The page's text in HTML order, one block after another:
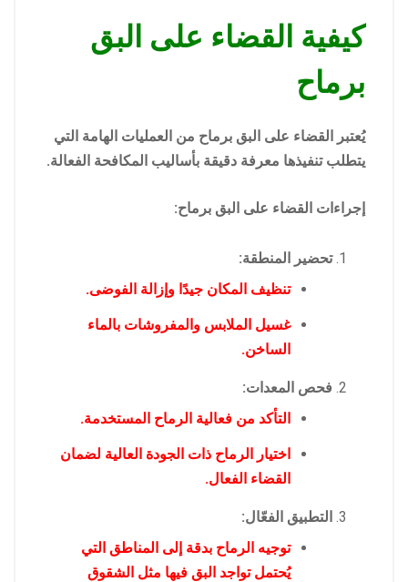
كيفية القضاء على البق
برماح
يُعتبر القضاء على البق برماح من العمليات الهامة التي
يتطلب تنفيذها معرفة دقيقة بأساليب المكافحة الفعالة.
إجراءات القضاء على البق برماح:
تحضير المنطقة:
تنظيف المكان جيدًا وإزالة الفوضى.
غسيل الملابس والمفروشات بالماء
الساخن.
فحص المعدات:
التأكد من فعالية الرماح المستخدمة.
اختيار الرماح ذات الجودة العالية لضمان
القضاء الفعال.
التطبيق الفعّال:
توجيه الرماح بدقة إلى المناطق التي
يُحتمل تواجد البق فيها مثل الشقوق